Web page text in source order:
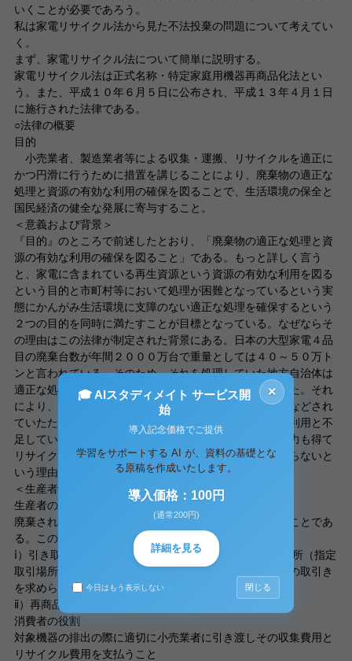
いくことが必要であろう。
私は家電リサイクル法から見た不法投棄の問題について考えてい
く。
まず、家電リサイクル法について簡単に説明する。
家電リサイクル法は正式名称・特定家庭用機器再商品化法とい
う。また、平成１０年６月５日に公布され、平成１３年４月１日
に施行された法律である。
○法律の概要
目的
小売業者、製造業者等による収集・運搬、リサイクルを適正に
かつ円滑に行うために措置を講じることにより、廃棄物の適正な
処理と資源の有効な利用の確保を図ることで、生活環境の保全と
国民経済の健全な発展に寄与すること。
＜意義および背景＞
『目的』のところで前述したとおり、「廃棄物の適正な処理と資
源の有効な利用の確保を図ること」である。もっと詳しく言う
と、家電に含まれている再生資源という資源の有効な利用を図る
という目的と市町村等において処理が困難となっているという実
態にかんがみ生活環境に支障のない適正な処理を確保するという
２つの目的を同時に満たすことが目標となっている。なぜならそ
の理由はこの法律が制定された背景にある。日本の大型家電４品
目の廃棄台数が年間２０００万台で重量としては４０～５０万ト
ンと言われている。そのため、それを処理していた地方自治体は
適正な処理の困難な廃棄物の発生などの問題が生じていた。それ
により、１部の金属を除いてはほとんど破砕処理されるなどされ
ていたためこの法律が制定された。つまり、資源の有効利用と不
足している最終処分場の現状への対策として生産者の協力も得て
リサイクルの推進と廃棄物の減量化を実施しなければならないと
いう理由である。
＜生産者・消費者・小売業者・地方自治体の役割＞
生産者の役割
廃棄された電化製品の引き取り、およびリサイクルすることであ
る。この際次のような義務が生じる。
ⅰ）引き取り義務：生産者はあらかじめ指定された取引場所（指定
取引場所）において、自らが製造した対象機器の廃棄物の取引き
を求められたときに行わなければならない。
ⅱ）再商品化義務
消費者の役割
対象機器の排出の際に適切に小売業者に引き渡しその収集費用と
リサイクル費用を支払うこと
×
🎓 AIスタディメイト サービス開
始
導入記念価格でご提供
学習をサポートする AI が、資料の基礎とな
る原稿を作成いたします。
導入価格：100円
(通常200円)
詳細を見る
今日はもう表示しない 閉じる